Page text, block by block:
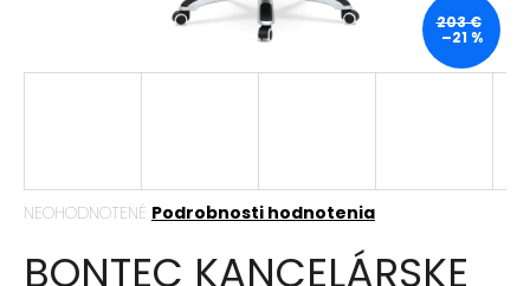
Priemerné
produktu
je
NEOHODNOTENÉ Podrobnosti hodnotenia
BONTEC KANCELÁRSKE
203 €
–21 %
HĽADAŤ